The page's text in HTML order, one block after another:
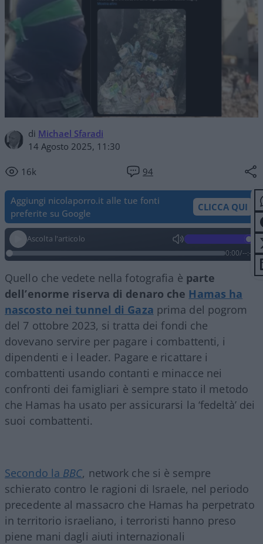
di Michael Sfaradi
14 Agosto 2025, 11:30
16k 94
Aggiungi nicolaporro.it alle tue fonti
preferite su Google
CLICCA QUI
Ascolta l'articolo
0:00/--:--
Quello che vedete nella fotografia è parte
dell’enorme riserva di denaro che Hamas ha
nascosto nei tunnel di Gaza prima del pogrom
del 7 ottobre 2023, si tratta dei fondi che
dovevano servire per pagare i combattenti, i
dipendenti e i leader. Pagare e ricattare i
combattenti usando contanti e minacce nei
confronti dei famigliari è sempre stato il metodo
che Hamas ha usato per assicurarsi la ‘fedeltà’ dei
suoi combattenti.
Secondo la BBC, network che si è sempre
schierato contro le ragioni di Israele, nel periodo
precedente al massacro che Hamas ha perpetrato
in territorio israeliano, i terroristi hanno preso
piene mani dagli aiuti internazionali